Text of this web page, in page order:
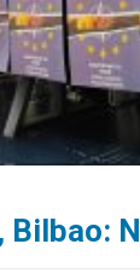
Bilbao: